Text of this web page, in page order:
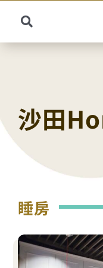
content
Toggle
Navigation
Search
沙田
睡房